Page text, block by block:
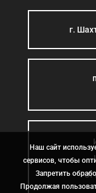
г.
Наш сайт
сервисов, чтобы
Запретить
Продолжая